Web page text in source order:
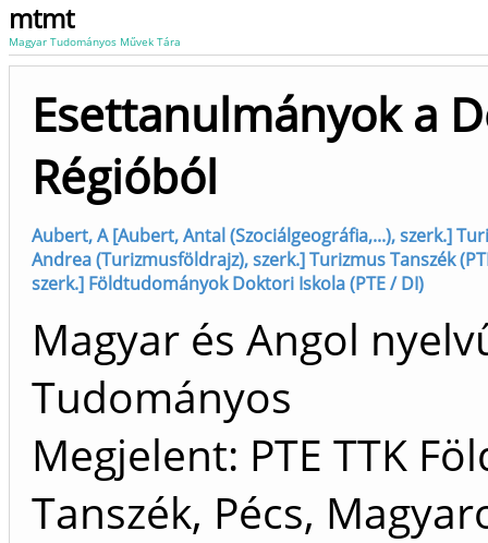
mtmt
Magyar Tudományos Művek Tára
Esettanulmányok a
Régióból
Aubert, A [Aubert, Antal (Szociálgeográfia,...), szerk.]
Andrea (Turizmusföldrajz), szerk.] Turizmus Tanszék
szerk.] Földtudományok Doktori Iskola (PTE / DI)
Magyar és Angol
Tudományos
Megjelent: PTE TTK
Tanszék, Pécs,